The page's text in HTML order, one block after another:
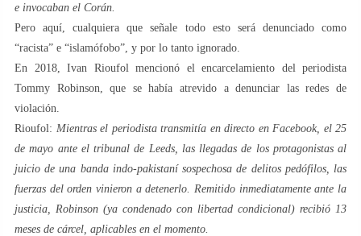
e invocaban el Corán.
Pero aquí, cualquiera que señale todo esto será denunciado como
“racista” e “islamófobo”, y por lo tanto ignorado.
En 2018, Ivan Rioufol mencionó el encarcelamiento del periodista
Tommy Robinson, que se había atrevido a denunciar las redes de
violación.
Rioufol: Mientras el periodista transmitía en directo en Facebook, el 25
de mayo ante el tribunal de Leeds, las llegadas de los protagonistas al
juicio de una banda indo-pakistaní sospechosa de delitos pedófilos, las
fuerzas del orden vinieron a detenerlo. Remitido inmediatamente ante la
justicia, Robinson (ya condenado con libertad condicional) recibió 13
meses de cárcel, aplicables en el momento.